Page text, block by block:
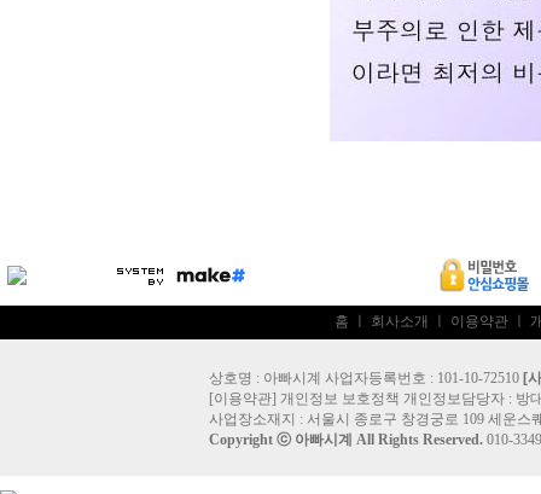
홈 회사소개 이용약관
상호명 : 아빠시계 사업자등록번호 : 101-10-72510 [
[이용약관] 개인정보 보호정책 개인정보담당자 : 방
사업장소재지 : 서울시 종로구 창경궁로 109 세운스
Copyright ⓒ 아빠시계 All Rights Reserved. 010-